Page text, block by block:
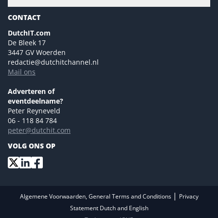
Magazines
Marketingmogelijkheden 2026
Eventmogelijkheden 2026
Advertising opportunities 2026 ENG
Event opportunities 2026 ENG
NL Digital
Versturen
CONTACT
DutchIT.com
De Bleek 17
3447 GV Woerden
redactie@dutchitchannel.nl
Mail ons
Adverteren of
eventdeelname?
Peter Reyneveld
06 - 118 84 784
peter@dutchit.com
VOLG ONS OP
Algemene Voorwaarden, General Terms and Conditions | Privacy
Statement Dutch and English